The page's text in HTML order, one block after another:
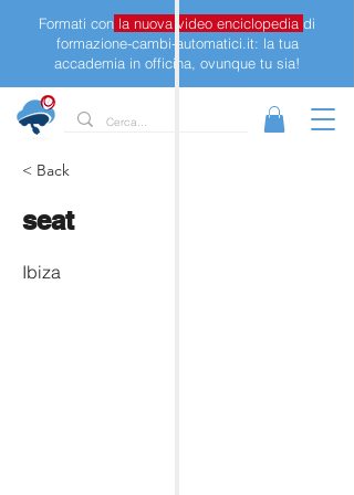
Formati con la nuova video enciclopedia di
formazione-cambi-automatici.it: la tua
accademia in officina, ovunque tu sia!
< Back
seat
Ibiza